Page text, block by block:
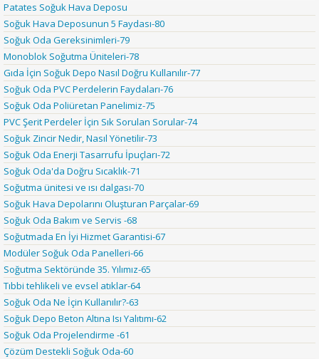
Patates Soğuk Hava Deposu
Soğuk Hava Deposunun 5 Faydası-80
Soğuk Oda Gereksinimleri-79
Monoblok Soğutma Üniteleri-78
Gıda İçin Soğuk Depo Nasıl Doğru Kullanılır-77
Soğuk Oda PVC Perdelerin Faydaları-76
Soğuk Oda Poliüretan Panelimiz-75
PVC Şerit Perdeler İçin Sık Sorulan Sorular-74
Soğuk Zincir Nedir, Nasıl Yönetilir-73
Soğuk Oda Enerji Tasarrufu İpuçları-72
Soğuk Oda'da Doğru Sıcaklık-71
Soğutma ünitesi ve ısı dalgası-70
Soğuk Hava Depolarını Oluşturan Parçalar-69
Soğuk Oda Bakım ve Servis -68
Soğutmada En İyi Hizmet Garantisi-67
Modüler Soğuk Oda Panelleri-66
Soğutma Sektöründe 35. Yılımız-65
Tıbbi tehlikeli ve evsel atıklar-64
Soğuk Oda Ne İçin Kullanılır?-63
Soğuk Depo Beton Altına Isı Yalıtımı-62
Soğuk Oda Projelendirme -61
Çözüm Destekli Soğuk Oda-60